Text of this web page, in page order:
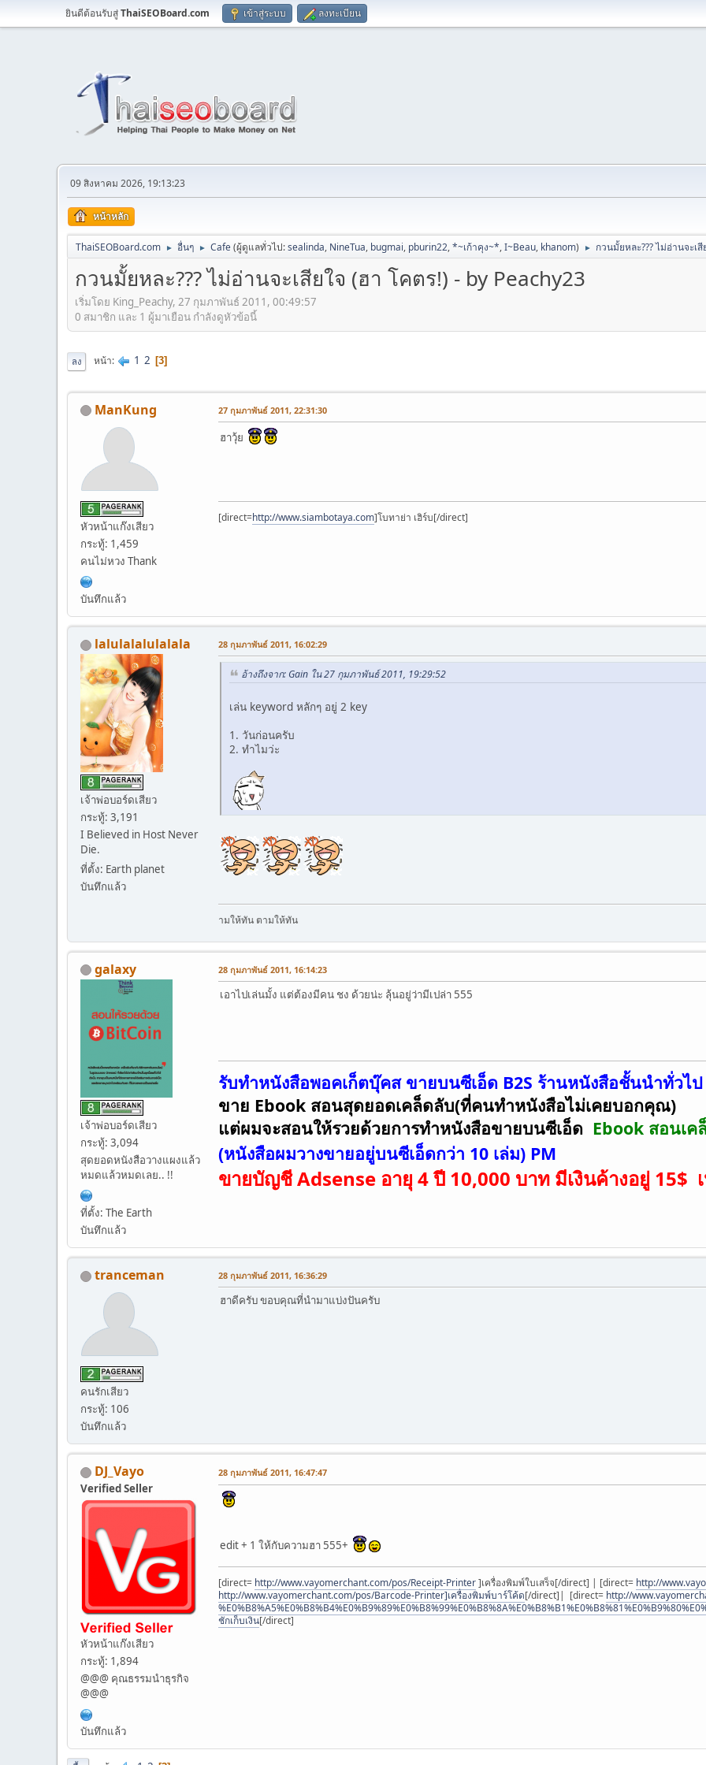
ยินดีต้อนรับสู่ThaiSEOBoard.com เข้าสู่ระบบ ลงทะเบียน
09 สิงหาคม 2026, 19:13:23
หน้าหลัก
ThaiSEOBoard.com ► อื่นๆ ► Cafe(ผู้ดูแลทั่วไป:sealinda, NineTua, bugmai, pburin22,*~เก้าคุง~*,I~Beau, khanom) ► กวนมั้ยหละ??? ไม่อ่านจะเ
กวนมั้ยหละ??? ไม่อ่านจะเสียใจ (ฮา โคตร!) - by Peachy23
เริ่มโดย King_Peachy, 27 กุมภาพันธ์ 2011, 00:49:57
0 สมาชิก และ 1 ผู้มาเยือน กำลังดูหัวข้อนี้
ลง หน้า 1 2 3
ManKung
หัวหน้าแก๊งเสียว
กระทู้: 1,459
คนไม่หวง Thank
บันทึกแล้ว
27 กุมภาพันธ์ 2011, 22:31:30
ฮาวุ้ย
[direct=http://www.siambotaya.com]โบทาย่า เฮิร์บ[/direct]
lalulalalulalala
เจ้าพ่อบอร์ดเสียว
กระทู้: 3,191
I Believed in Host Never
Die.
ที่ตั้ง: Earth planet
บันทึกแล้ว
28 กุมภาพันธ์ 2011, 16:02:29
อ้างถึงจาก: Gain ใน 27 กุมภาพันธ์ 2011, 19:29:52
เล่น keyword หลักๆ อยู่ 2 key
1. วันก่อนครับ
2. ทำไมว่ะ
ตามให้ทัน ตามให้ทัน
galaxy
เจ้าพ่อบอร์ดเสียว
กระทู้: 3,094
สุดยอดหนังสือวางแผงแล้ว
หมดแล้วหมดเลย.. !!
ที่ตั้ง: The Earth
บันทึกแล้ว
28 กุมภาพันธ์ 2011, 16:14:23
เอาไปเล่นมั้ง แต่ต้องมีคน ชง ด้วยน่ะ ลุ้นอยู่ว่ามีเปล่า 555
รับทำหนังสือพอคเก็ตบุ๊คส ขายบนซีเอ็ด B2S ร้านหนังสือชั้นนำทั่วไป
ขาย Ebook สอนสุดยอดเคล็ดลับ(ที่คนทำหนังสือไม่เคยบอกคุณ)
แต่ผมจะสอนให้รวยด้วยการทำหนังสือขายบนซีเอ็ด Ebook สอนเค
(หนังสือผมวางขายอยู่บนซีเอ็ดกว่า 10 เล่ม) PM
ขายบัญชี Adsense อายุ 4 ปี 10,000 บาท มีเงินค้างอยู่ 15$
tranceman
คนรักเสียว
กระทู้: 106
บันทึกแล้ว
28 กุมภาพันธ์ 2011, 16:36:29
ฮาดีครับ ขอบคุณที่นำมาแบ่งปันครับ
DJ_Vayo
Verified Seller
หัวหน้าแก๊งเสียว
กระทู้: 1,894
@@@ คุณธรรมนำธุรกิจ
@@@
บันทึกแล้ว
28 กุมภาพันธ์ 2011, 16:47:47
edit + 1 ให้กับความฮา 555+
[direct= http://www.vayomerchant.com/pos/Receipt-Printer]เครื่องพิมพ์ใบเสร็จ[/direct] | [direct= http://
http://www.vayomerchant.com/pos/Barcode-Printer]เครื่องพิมพ์บาร์โค้ด[/direct]| [direct= http://
ชักเก็บเงิน[/direct]